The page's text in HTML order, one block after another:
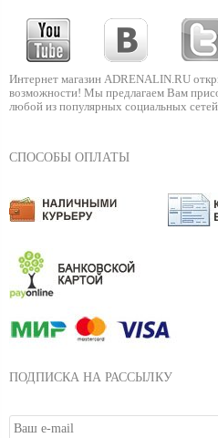
Интернет магазин ADRENALIN.RU
возможности! Мы предлагаем Вам
любой из популярных социальных
СПОСОБЫ ОПЛАТЫ
ПОДПИСКА НА РАССЫЛКУ